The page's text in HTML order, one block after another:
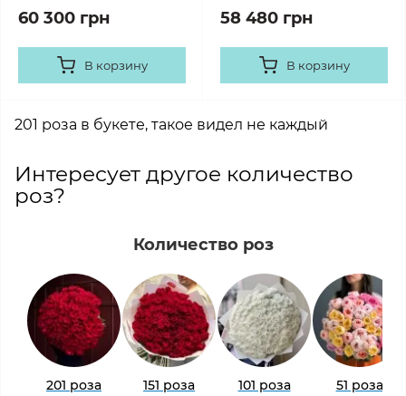
60 300 грн
В корзину
58 480 грн
В корзину
201 роза в букете, такое видел не каждый
Интересует другое количество
роз?
Количество роз
201 роза 151 роза 101 роза 51 роза